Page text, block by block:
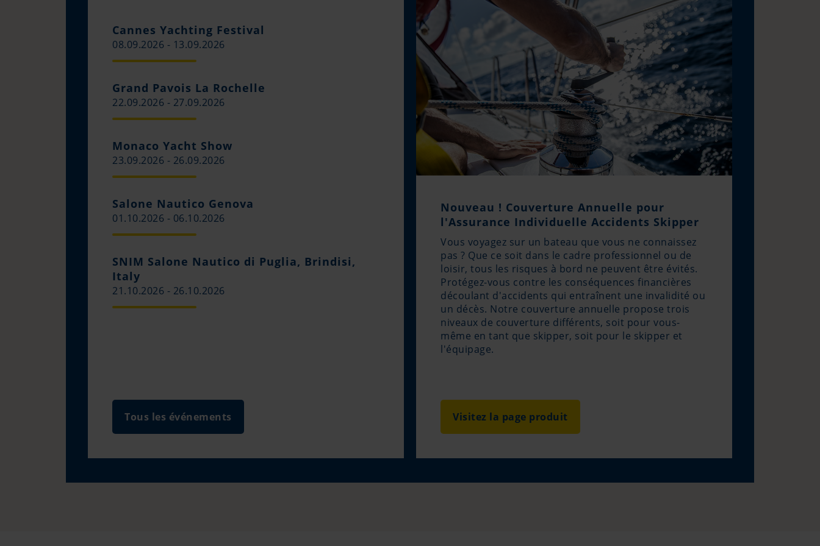
Cannes Yachting Festival
08.09.2026 - 13.09.2026
Grand Pavois La Rochelle
22.09.2026 - 27.09.2026
Monaco Yacht Show
23.09.2026 - 26.09.2026
Salone Nautico Genova
01.10.2026 - 06.10.2026
SNIM Salone Nautico di Puglia, Brindisi,
Italy
21.10.2026 - 26.10.2026
Tous les événements
Nouveau ! Couverture Annuelle pour
l'Assurance Individuelle Accidents Skipper
Vous voyagez sur un bateau que vous ne connaissez
pas ? Que ce soit dans le cadre professionnel ou de
loisir, tous les risques à bord ne peuvent être évités.
Protégez-vous contre les conséquences financières
découlant d'accidents qui entraînent une invalidité ou
un décès. Notre couverture annuelle propose trois
niveaux de couverture différents, soit pour vous-
même en tant que skipper, soit pour le skipper et
l'équipage.
Visitez la page produit